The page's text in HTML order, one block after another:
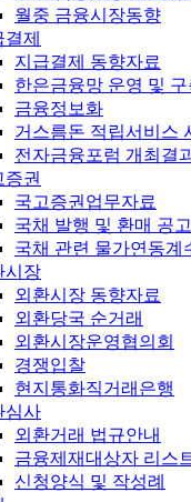
월중 금융시장동향
제
지급결제 동향자료
한은금융망 운영 및 구
금융정보화
거스름돈 적립서비스
전자금융포럼 개최결
증권
국고증권업무자료
국채 발행 및 환매 공고
국채 관련 물가연동계
시장
외환시장 동향자료
외환당국 순거래
외환시장운영협의회
경쟁입찰
현지통화직거래은행
심사
외환거래 법규안내
금융제재대상자 리스
신청양식 및 작성례